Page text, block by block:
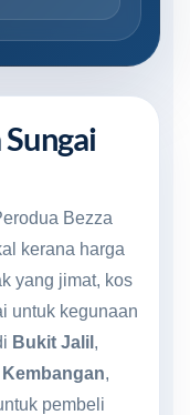
Bezza
kerana harga
yang jimat, kos
untuk kegunaan
Bukit Jalil ,
,
pembeli